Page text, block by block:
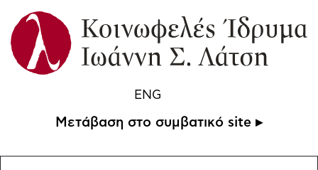
ENG
Μετάβαση στο συμβατικό site ▸